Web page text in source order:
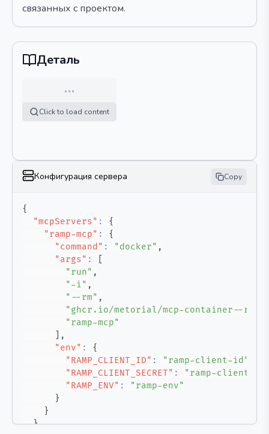
связанных с проектом.
Деталь
…
Click to load content
Конфигурация сервера Copy
{
"mcpServers" :
{
"ramp-mcp" :
{
"command" : "docker" ,
"args" :
"run" ,
"-i" ,
"--rm" ,
"ghcr.io/metorial/mcp-container--ramp-
"ramp-mcp"
,
"env" :
{
"RAMP_CLIENT_ID" : "ramp-client-id"
"RAMP_CLIENT_SECRET" :
"ramp-client-
"RAMP_ENV" :
"ramp-env"
}
}
}